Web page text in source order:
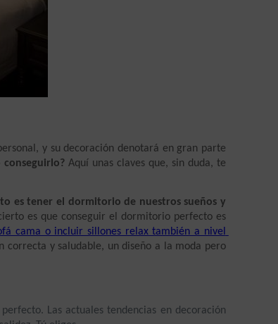
y su decoración denotará en gran parte
Aquí unas claves que, sin duda, te
es tener el dormitorio de nuestros sueños y
es que conseguir el dormitorio perfecto es
cama o incluir sillones relax también a nivel
correcta y saludable, un diseño a la moda pero
Las actuales tendencias en decoración